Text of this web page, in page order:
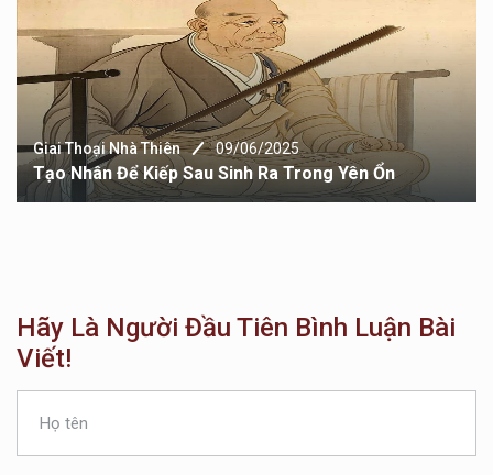
Giai Thoại Nhà Thiên 09/06/2025
Tạo Nhân Để Kiếp Sau Sinh Ra Trong Yên Ổn
Hãy Là Người Đầu Tiên Bình Luận Bài
Viết!